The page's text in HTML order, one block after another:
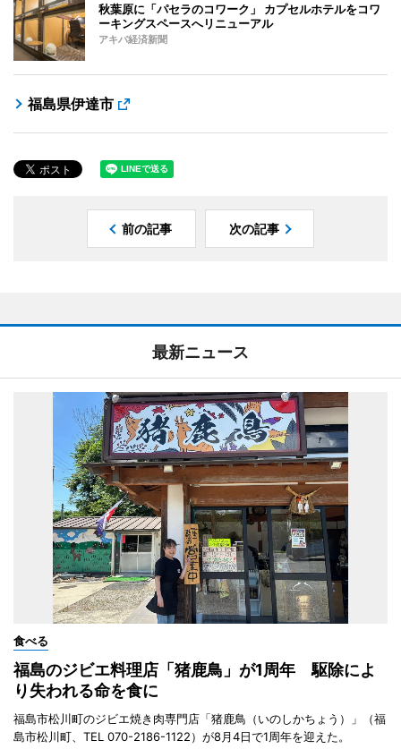
秋葉原に「パセラのコワーク」 カプセルホテルをコワ
ーキングスペースへリニューアル
アキバ経済新聞
福島県伊達市
前の記事 次の記事
最新ニュース
食べる
福島のジビエ料理店「猪鹿鳥」が1周年 駆除によ
り失われる命を食に
福島市松川町のジビエ焼き肉専門店「猪鹿鳥（いのしかちょう）」（福
島市松川町、TEL 070-2186-1122）が8月4日で1周年を迎えた。